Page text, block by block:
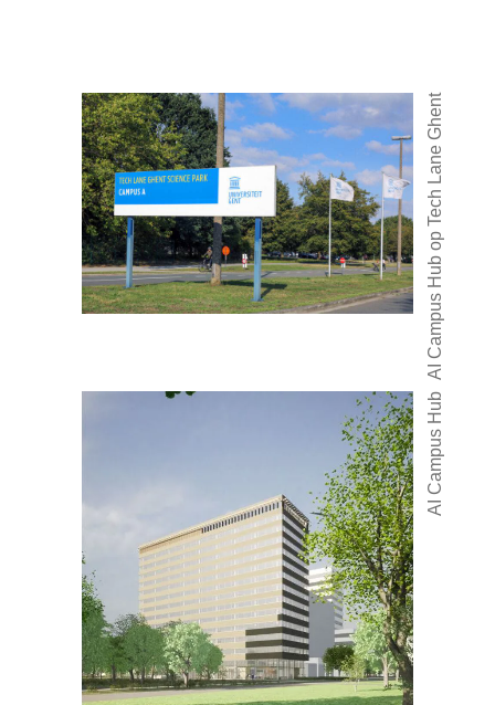
AI Campus Hub op Tech Lane Ghent
AI Campus Hub